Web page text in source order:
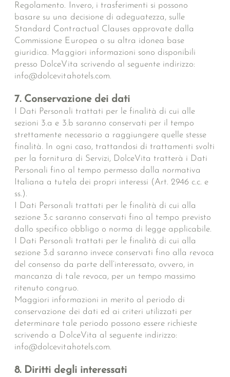
Regolamento. Invero, i trasferimenti si possono
basare su una decisione di adeguatezza, sulle
Standard Contractual Clauses approvate dalla
Commissione Europea o su altra idonea base
giuridica. Maggiori informazioni sono disponibili
presso DolceVita scrivendo al seguente indirizzo:
info@dolcevitahotels.com.
7. Conservazione dei dati
I Dati Personali trattati per le finalità di cui alle
sezioni 3.a e 3.b saranno conservati per il tempo
strettamente necessario a raggiungere quelle stesse
finalità. In ogni caso, trattandosi di trattamenti svolti
per la fornitura di Servizi, DolceVita tratterà i Dati
Personali fino al tempo permesso dalla normativa
Italiana a tutela dei propri interessi (Art. 2946 c.c. e
ss.).
I Dati Personali trattati per le finalità di cui alla
sezione 3.c saranno conservati fino al tempo previsto
dallo specifico obbligo o norma di legge applicabile.
I Dati Personali trattati per le finalità di cui alla
sezione 3.d saranno invece conservati fino alla revoca
del consenso da parte dell’interessato, ovvero, in
mancanza di tale revoca, per un tempo massimo
ritenuto congruo.
Maggiori informazioni in merito al periodo di
conservazione dei dati ed ai criteri utilizzati per
determinare tale periodo possono essere richieste
scrivendo a DolceVita al seguente indirizzo:
info@dolcevitahotels.com.
8. Diritti degli interessati